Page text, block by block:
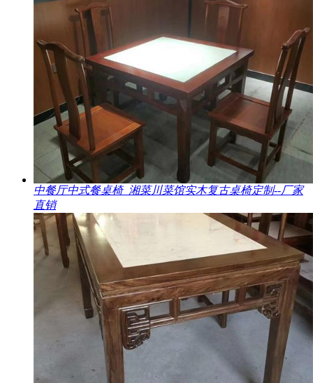
中餐厅中式餐桌椅_湘菜川菜馆实木复古桌椅定制--厂家
直销